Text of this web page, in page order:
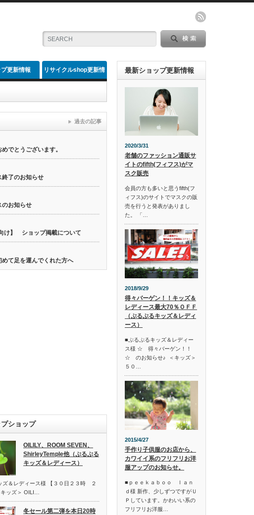
更新情報 リサイクルshop更新情
でとうございます。
終了のお知らせ
のお知らせ
け】 ショップ掲載について
めて足を運んでくれた方へ
過去の記事
ショップ
OILILY、ROOM SEVEN、
ShirleyTemple他（ぷるぷる
キッズ＆レディース）
ズ＆レディース様 【３０日２３時 ２
ッズ＞ OILI…
冬セール第二弾を本日20時
最新ショップ更新情報
2020/3/31
老舗のファッション通販サ
イトのfifth(フィフス)がマ
スク販売
会員の方も多いと思うfifth(フ
ィフス)のサイトでマスクの販
売を行うと発表がありまし
た。 「…
2018/9/29
得々バーゲン！！キッズ＆
レディース最大70％ＯＦＦ
（ぷるぷるキッズ＆レディ
ース）
■ぷるぷるキッズ＆レディー
ス様 ☆ 得々バーゲン！！
☆ のお知らせ♪ ＜キッズ＞
５０…
2015/4/27
手作り子供服のお店から、
カワイイ系のフリフリお洋
服アップのお知らせ。
■ｐｅｅｋａｂｏｏ ｌａｎ
ｄ様 新作、少しずつですがＵ
Ｐしています。かわいい系の
フリフリお洋服…